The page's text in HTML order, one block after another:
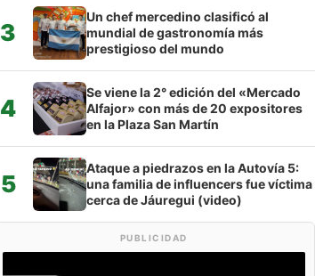
3
Un chef mercedino clasificó al
mundial de gastronomía más
prestigioso del mundo
4
Se viene la 2° edición del «Mercado
Alfajor» con más de 20 expositores
en la Plaza San Martín
5
Ataque a piedrazos en la Autovía 5:
una familia de influencers fue víctima
cerca de Jáuregui (video)
PUBLICIDAD